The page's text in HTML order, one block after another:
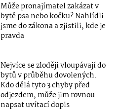
Může pronajímatel zakázat v
bytě psa nebo kočku? Nahlídli
jsme do zákona a zjistili, kde je
pravda
Nejvíce se zloději vloupávají do
bytů v průběhu dovolených.
Kdo dělá tyto 3 chyby před
odjezdem, může jim rovnou
napsat uvítací dopis